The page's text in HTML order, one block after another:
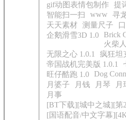
gif动图表情包制作 提
智能扫一扫
www 寻
天天素材 测量尺子
企鹅滑雪3D 1.0
Brick
火柴
无限之心 1.0.1
疯狂坦
帝国战机完美版 1.0.1
旺仔酷跑 1.0
Dog
月婆子
月钱 月琴 月
月事
[BT下载][城中之城][第
[国语配音/中文字幕